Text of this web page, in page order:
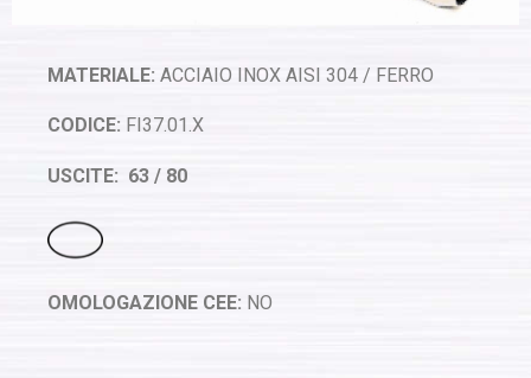
MATERIALE: ACCIAIO INOX AISI 304 / FERRO
CODICE: FI37.01.X
USCITE: 63 / 80
OMOLOGAZIONE CEE: NO